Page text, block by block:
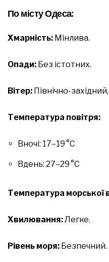
По місту Одеса:
Хмарність: Мінлива.
Опади: Без істотних.
Вітер: Північно-
Температура повітря:
Вночі: 17–19 °C
Вдень: 27–29 °C
Температура морської
Хвилювання:Легке.
Рівень моря: Безпечний.